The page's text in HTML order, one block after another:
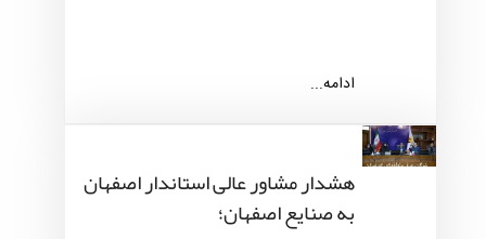
ادامه...
هشدار مشاور عالی استاندار اصفهان
به صنایع اصفهان؛